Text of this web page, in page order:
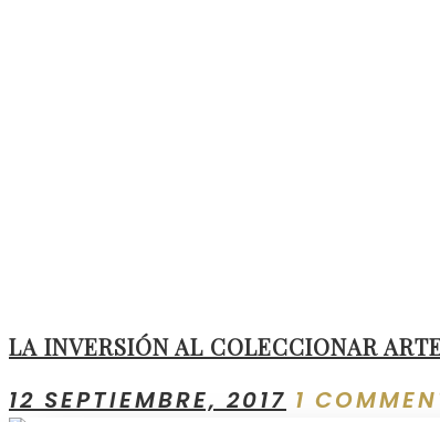
LA INVERSIÓN AL COLECCIONAR
12 SEPTIEMBRE, 2017 1